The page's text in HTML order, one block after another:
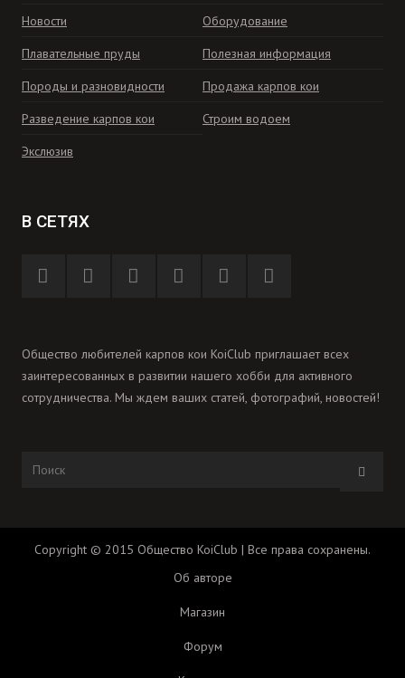
Новости
Оборудование
Плавательные пруды
Полезная информация
Породы и разновидности
Продажа карпов кои
Разведение карпов кои
Строим водоем
Экслюзив
В СЕТЯХ
Общество любителей карпов кои KoiClub приглашает всех
заинтересованных в развитии нашего хобби для активного
сотрудничества. Мы ждем ваших статей, фотографий, новостей!
Copyright © 2015 Общество KoiClub | Все права сохранены.
Об авторе
Магазин
Форум